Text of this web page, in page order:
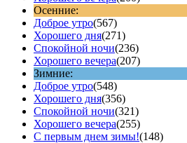
Осенние:
Доброе утро(567)
Хорошего дня(271)
Спокойной ночи(236)
Хорошего вечера(207)
Зимние:
Доброе утро(548)
Хорошего дня(356)
Спокойной ночи(321)
Хорошего вечера(255)
С первым днем зимы!(148)